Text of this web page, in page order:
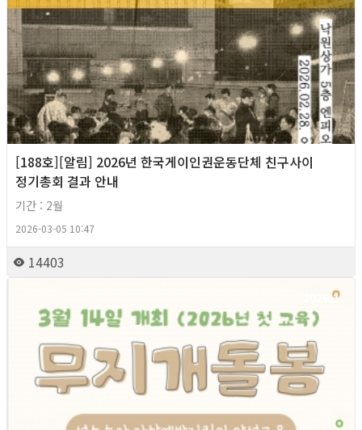
[188호][알림] 2026년 한국게이인권운동단체 친구사이
정기총회 결과 안내
기간 : 2월
2026-03-05 10:47
14403
2026년